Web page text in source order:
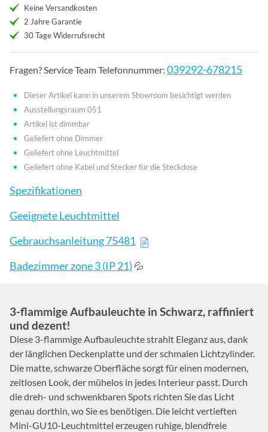
Keine Versandkosten
2 Jahre Garantie
30 Tage Widerrufsrecht
Fragen? Service Team Telefonnummer: 039292-678215
Dieser Artikel kann in unserem Showroom besichtigt werden
Ausstellungsraum 051
Artikel ist dimmbar
Geliefert ohne Dimmer
Geliefert ohne Leuchtmittel
Geliefert ohne Kabel und Stecker für die Steckdose
Spezifikationen
Geeignete Leuchtmittel
Gebrauchsanleitung 75481
Badezimmer zone 3 (IP 21) 💦
3-flammige Aufbauleuchte in Schwarz, raffiniert
und dezent!
Diese 3-flammige Aufbauleuchte strahlt Eleganz aus, dank
der länglichen Deckenplatte und der schmalen Lichtzylinder.
Die matte, schwarze Oberfläche sorgt für einen modernen,
zeitlosen Look, der mühelos in jedes Interieur passt. Durch
die dreh- und schwenkbaren Spots richten Sie das Licht
genau dorthin, wo Sie es benötigen. Die leicht vertieften
Mini-GU10-Leuchtmittel erzeugen ruhige, blendfreie